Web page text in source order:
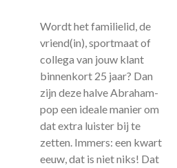
Wordt het familielid, de
vriend(in), sportmaat of
collega van jouw klant
binnenkort 25 jaar? Dan
zijn deze halve Abraham-
pop een ideale manier om
dat extra luister bij te
zetten. Immers: een kwart
eeuw, dat is niet niks! Dat